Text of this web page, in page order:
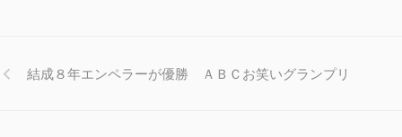
結成８年エンペラーが優勝 ＡＢＣお笑いグランプリ